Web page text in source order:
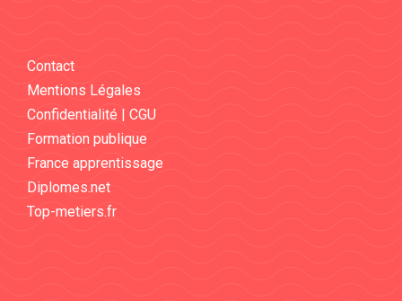
Contact
Mentions Légales
Confidentialité | CGU
Formation publique
France apprentissage
Diplomes.net
Top-metiers.fr